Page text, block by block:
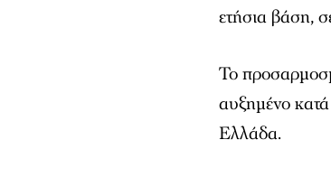
ετήσια βάση,
Το
αυξημένο
Ελλάδα.